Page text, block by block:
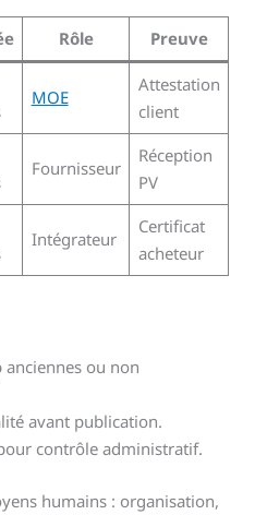
Rôle Preuve
MOE
Attestation
client
Fournisseur
Réception
PV
Intégrateur
Certificat
acheteur
ou non
avant publication.
contrôle administratif.
humains : organisation,